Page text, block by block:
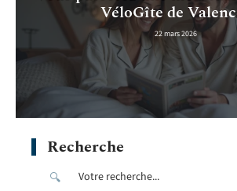
VéloGîte de
22 mars 2026
Recherche